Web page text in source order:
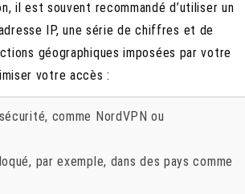
il est souvent recommandé d’utiliser un
IP, une série de chiffres et de
géographiques imposées par votre
votre accès :
comme NordVPN ou
par exemple, dans des pays comme